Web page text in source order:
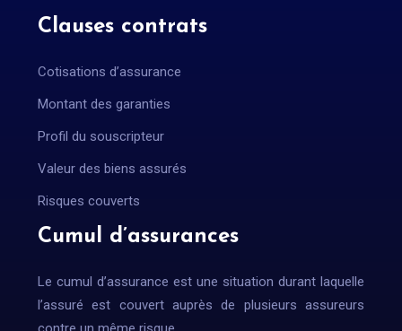
Clauses contrats
Cotisations d’assurance
Montant des garanties
Profil du souscripteur
Valeur des biens assurés
Risques couverts
Cumul d’assurances
Le cumul d’assurance est une situation durant laquelle
l’assuré est couvert auprès de plusieurs assureurs